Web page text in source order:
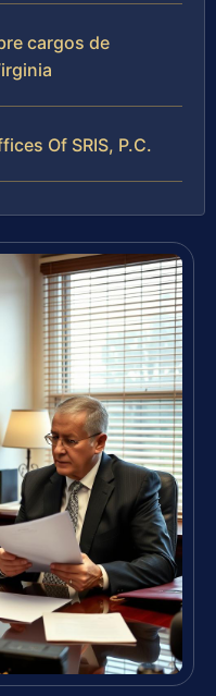
cargos de
Of SRIS, P.C.